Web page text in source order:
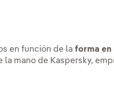
en función de laforma en
la mano de Kaspersky,